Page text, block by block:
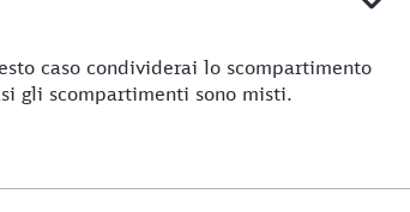
caso condividerai lo scompartimento
gli scompartimenti sono misti.